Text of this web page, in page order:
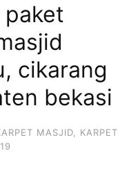
cikarang
bekasi
MASJID
KARPET